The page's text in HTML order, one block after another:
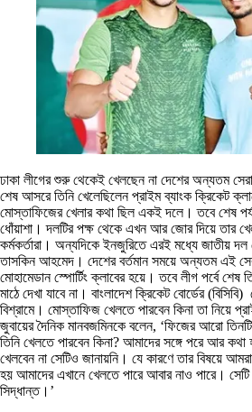
ঢাকা লীগের শুরু থেকেই খেলছেন না দেশের অন্যতম
শেষ আসরে তিনি খেলেছিলেন প্রাইম ব্যাংক ক্রিকেট
মোস্তাফিজের খেলার কথা ছিল একই দলে। তবে শেষ
ধোঁয়াশা। দলটির পক্ষ থেকে এখন আর জোর দিয়ে তার
কর্মকর্তারা। অন্যদিকে ইনজুরিতে এরই মধ্যে জাতীয় দল
তাসকিন আহমেদ। দেশের বর্তমান সময়ে অন্যতম এই
মোহামেডান স্পোর্টিং ক্লাবের হয়ে। তবে লীগ পর্বে
মাঠে দেখা যাবে না। বাংলাদেশ ক্রিকেট বোর্ডের
বিশ্রামে। মোস্তাফিজ খেলতে পারবেন কিনা তা নিয়ে
জুবায়ের দৈনিক মানবজমিনকে বলেন, ‘ফিজের আরো
তিনি খেলতে পারবেন কিনা? আমাদের সঙ্গে পরে আর কথা
খেলবেন না সেটিও জানায়নি। যে কারণে তার বিষয়ে
হয় আমাদের এখানে খেলতে পারে আবার নাও পারে।
সিদ্ধান্ত।’